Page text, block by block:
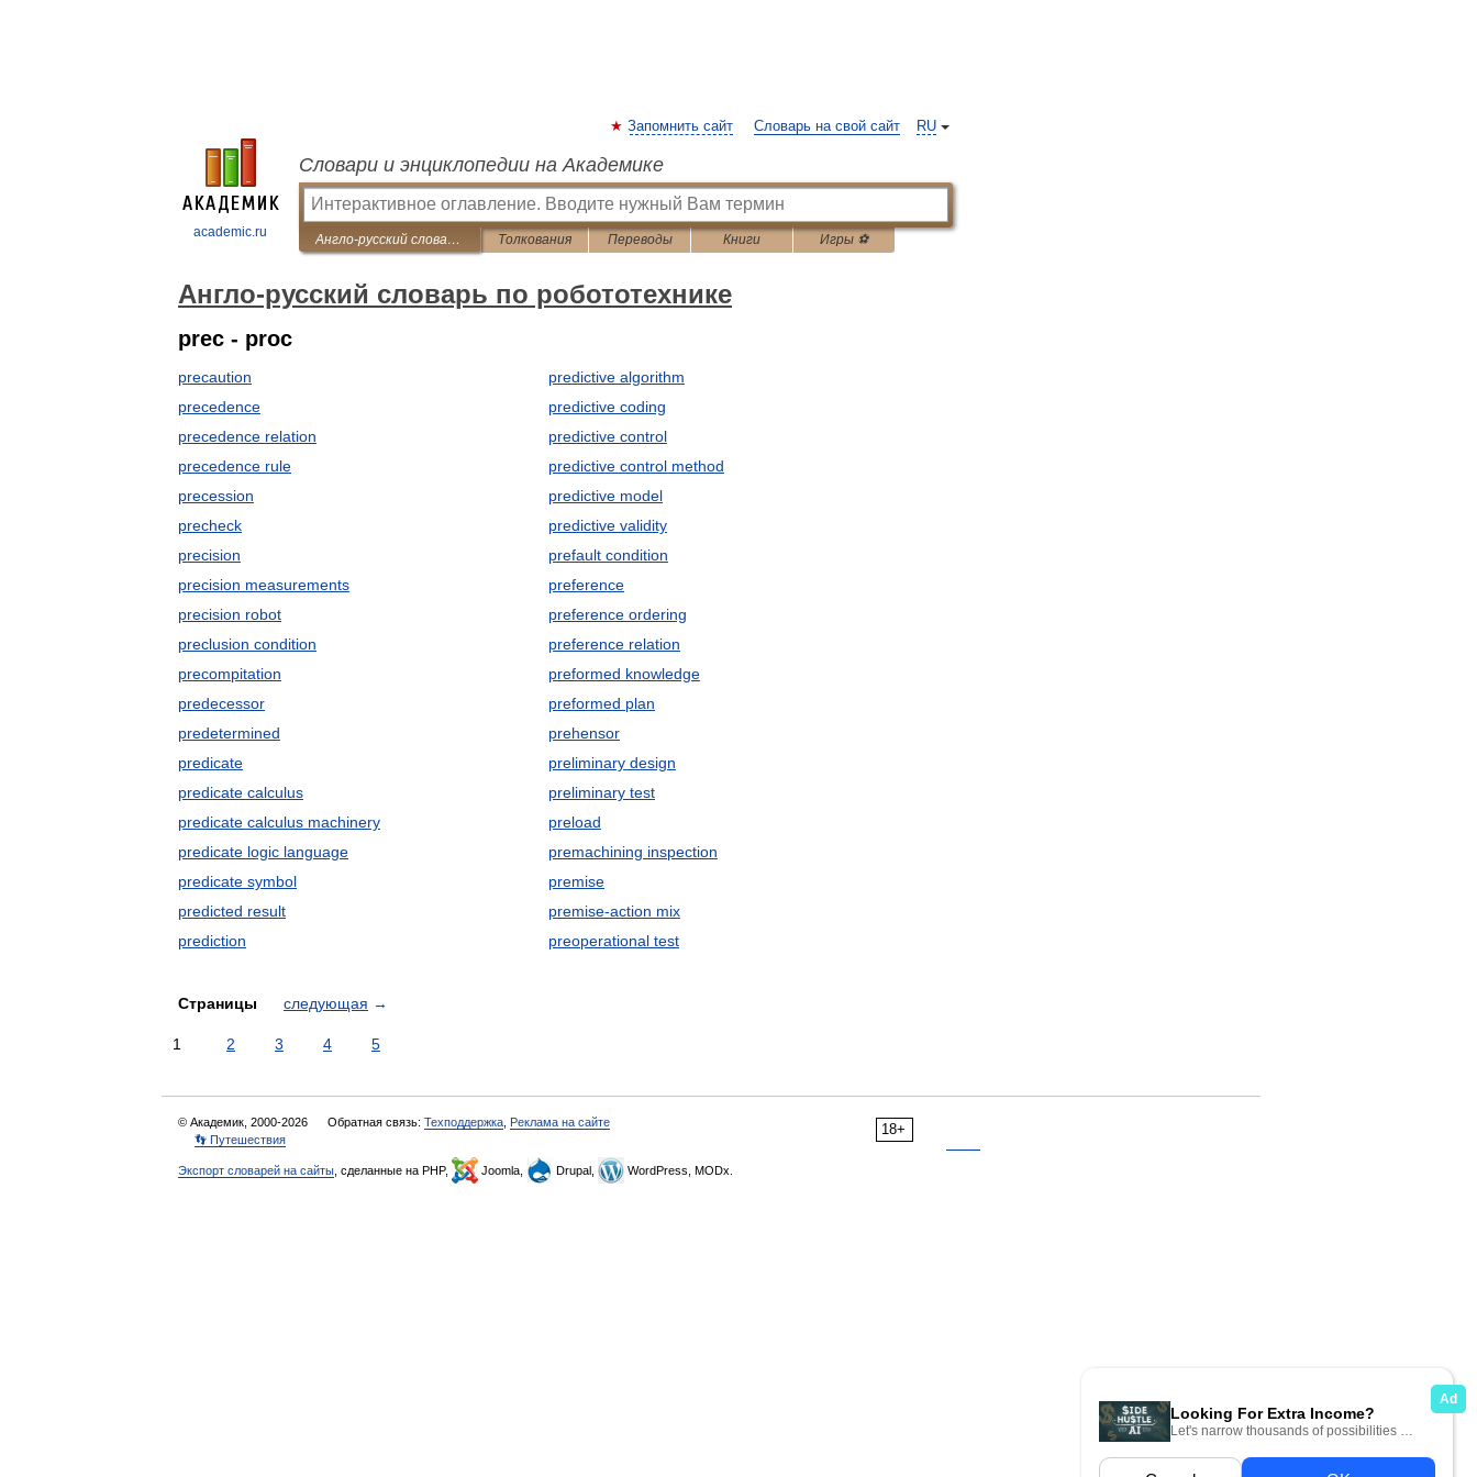
academic.ru
RU
Запомнить сайт Словарь на свой сайт
Словари и энциклопедии на Академике
Англо-русский словарь по робототехнике Толкования Переводы Книги Игры ⚽
Англо-русский словарь по робототехнике
prec - proc
precaution
precedence
precedence relation
precedence rule
precession
precheck
precision
precision measurements
precision robot
preclusion condition
precompitation
predecessor
predetermined
predicate
predicate calculus
predicate calculus machinery
predicate logic language
predicate symbol
predicted result
prediction
predictive algorithm
predictive coding
predictive control
predictive control method
predictive model
predictive validity
prefault condition
preference
preference ordering
preference relation
preformed knowledge
preformed plan
prehensor
preliminary design
preliminary test
preload
premachining inspection
premise
premise-action mix
preoperational test
Страницы следующая →
1 2 3 4 5
18+
© Академик, 2000-2026 Обратная связь: Техподдержка Реклама на сайте
👣 Путешествия
Экспорт словарей на сайты , сделанные на PHP, Joomla, Drupal, WordPress, MODx.